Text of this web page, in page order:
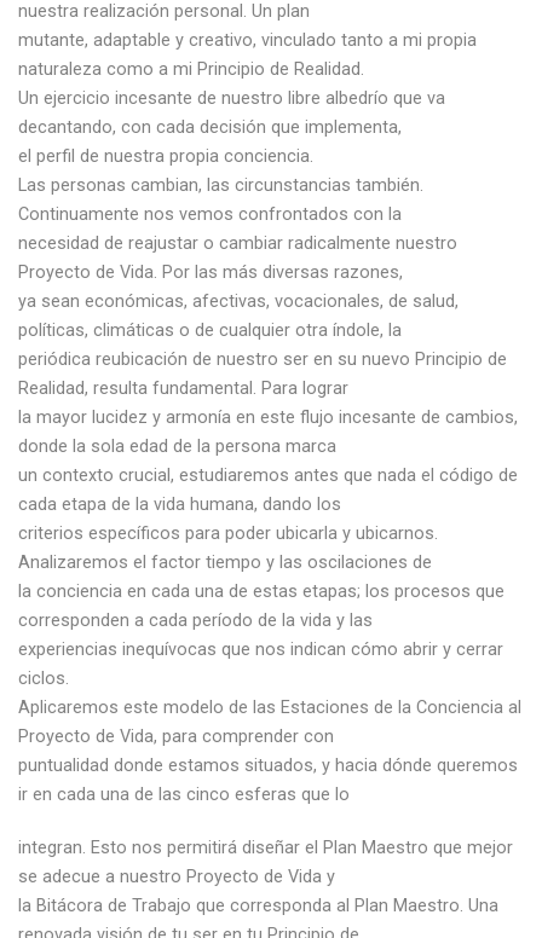
nuestra realización personal. Un plan
mutante, adaptable y creativo, vinculado tanto a mi propia
naturaleza como a mi Principio de Realidad.
Un ejercicio incesante de nuestro libre albedrío que va
decantando, con cada decisión que implementa,
el perfil de nuestra propia conciencia.
Las personas cambian, las circunstancias también.
Continuamente nos vemos confrontados con la
necesidad de reajustar o cambiar radicalmente nuestro
Proyecto de Vida. Por las más diversas razones,
ya sean económicas, afectivas, vocacionales, de salud,
políticas, climáticas o de cualquier otra índole, la
periódica reubicación de nuestro ser en su nuevo Principio de
Realidad, resulta fundamental. Para lograr
la mayor lucidez y armonía en este flujo incesante de cambios,
donde la sola edad de la persona marca
un contexto crucial, estudiaremos antes que nada el código de
cada etapa de la vida humana, dando los
criterios específicos para poder ubicarla y ubicarnos.
Analizaremos el factor tiempo y las oscilaciones de
la conciencia en cada una de estas etapas; los procesos que
corresponden a cada período de la vida y las
experiencias inequívocas que nos indican cómo abrir y cerrar
ciclos.
Aplicaremos este modelo de las Estaciones de la Conciencia al
Proyecto de Vida, para comprender con
puntualidad donde estamos situados, y hacia dónde queremos
ir en cada una de las cinco esferas que lo
integran. Esto nos permitirá diseñar el Plan Maestro que mejor
se adecue a nuestro Proyecto de Vida y
la Bitácora de Trabajo que corresponda al Plan Maestro. Una